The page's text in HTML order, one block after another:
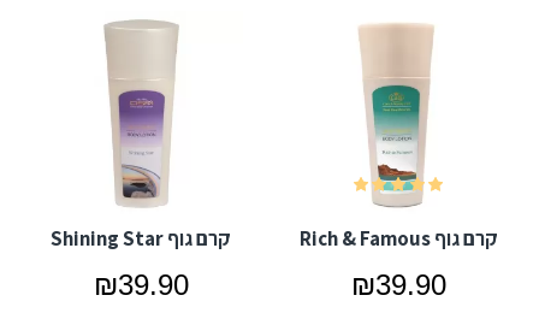
קרם גוף Rich & Famous
₪39.90
קרם גוף Shining Star
₪39.90